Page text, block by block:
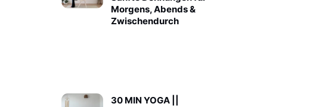
Morgens, Abends &
Zwischendurch
30 MIN YOGA ||